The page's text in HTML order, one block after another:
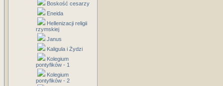
Boskość cesarzy
Eneida
Hellenizacji religii
rzymskiej
Janus
Kaligula i Żydzi
Kolegium
pontyfików - 1
Kolegium
pontyfików - 2